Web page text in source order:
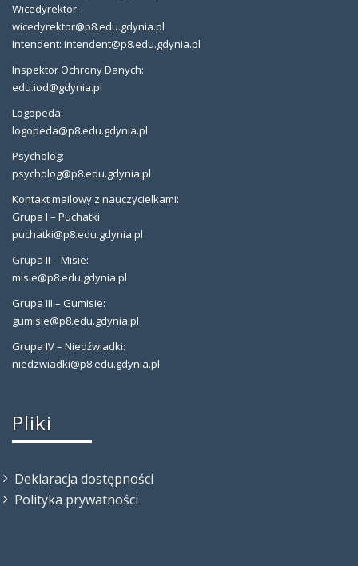
Wicedyrektor:
wicedyrektor@p8.edu.gdynia.pl
Intendent: intendent@p8.edu.gdynia.pl
Inspektor Ochrony Danych:
edu.iod@gdynia.pl
Logopeda:
logopeda@p8.edu.gdynia.pl
Psycholog:
psycholog@p8.edu.gdynia.pl
Kontakt mailowy z nauczycielkami:
Grupa I – Puchatki
puchatki@p8.edu.gdynia.pl
Grupa II – Misie:
misie@p8.edu.gdynia.pl
Grupa III – Gumisie:
gumisie@p8.edu.gdynia.pl
Grupa IV – Niedźwiadki:
niedzwiadki@p8.edu.gdynia.pl
Pliki
Deklaracja dostępności
Polityka prywatności